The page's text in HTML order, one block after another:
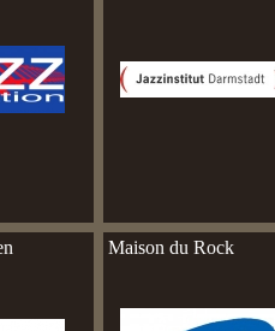
Maison du Rock